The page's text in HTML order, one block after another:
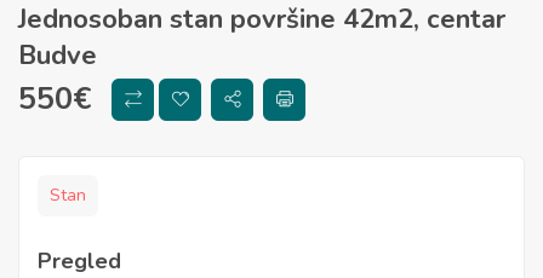
Jednosoban stan površine 42m2, centar
Budve
550€
Stan
Pregled